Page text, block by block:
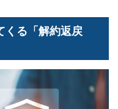
くる「解約返戻